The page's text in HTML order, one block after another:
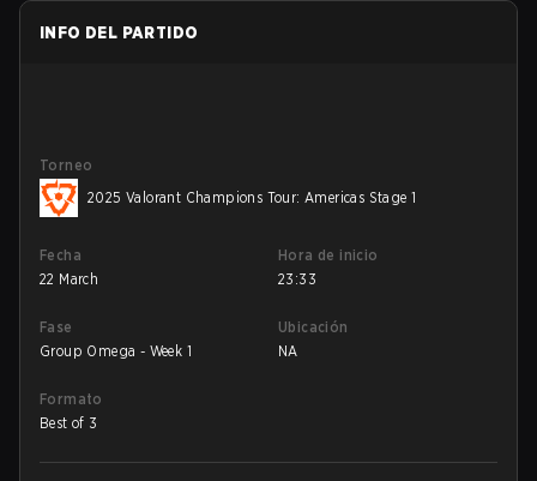
INFO DEL PARTIDO
Torneo
2025 Valorant Champions Tour: Americas Stage 1
Fecha
22 March
Hora de inicio
23:33
Fase
Group Omega - Week 1
Ubicación
NA
Formato
Best of 3